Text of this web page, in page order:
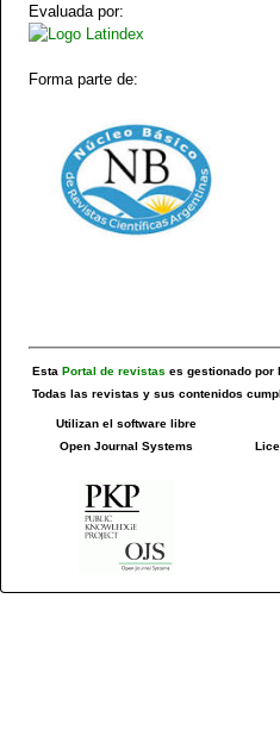
Evaluada por:
Forma parte de:
EstaPortal de revistas es gestionado por
Todas las revistas y sus contenidos
Utilizan el software libre
Open Journal Systems